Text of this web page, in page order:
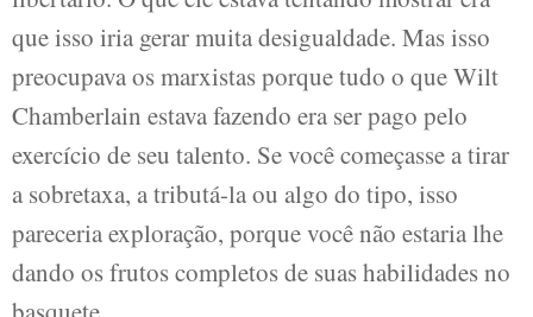
que isso iria gerar muita desigualdade. Mas isso
preocupava os marxistas porque tudo o que Wilt
Chamberlain estava fazendo era ser pago pelo
exercício de seu talento. Se você começasse a tirar
a sobretaxa, a tributá-la ou algo do tipo, isso
pareceria exploração, porque você não estaria lhe
dando os frutos completos de suas habilidades no